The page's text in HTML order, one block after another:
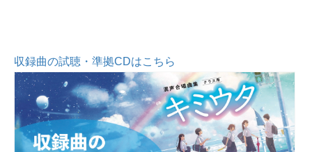
収録曲の試聴・準拠CDはこちら